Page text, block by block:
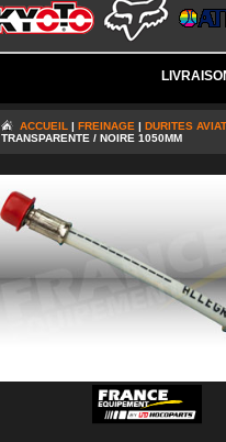
ACCUEIL | FREINAGE | DURITES
TRANSPARENTE / NOIRE 1050MM